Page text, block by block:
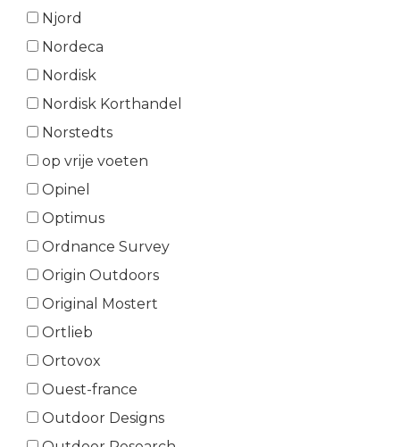
Njord
Nordeca
Nordisk
Nordisk Korthandel
Norstedts
op vrije voeten
Opinel
Optimus
Ordnance Survey
Origin Outdoors
Original Mostert
Ortlieb
Ortovox
Ouest-france
Outdoor Designs